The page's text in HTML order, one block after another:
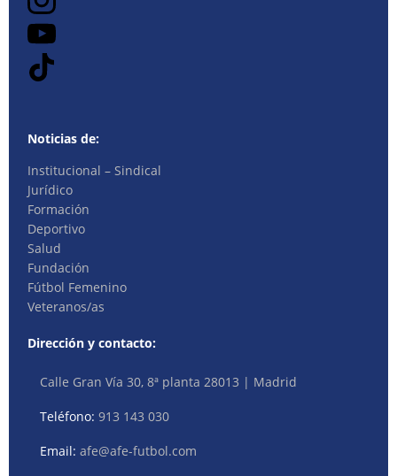
Noticias de:
Institucional – Sindical
Jurídico
Formación
Deportivo
Salud
Fundación
Fútbol Femenino
Veteranos/as
Dirección y contacto:
Calle Gran Vía 30, 8ª planta 28013 | Madrid
Teléfono:913 143 030
Email:afe@afe-futbol.com